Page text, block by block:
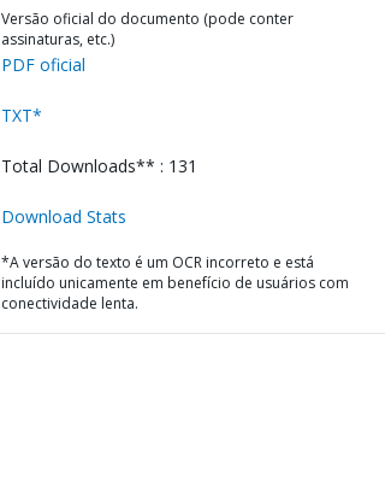
Versão oficial do documento (pode conter
assinaturas, etc.)
PDF oficial
TXT*
Total Downloads** : 131
Download Stats
*A versão do texto é um OCR incorreto e está
incluído unicamente em benefício de usuários com
conectividade lenta.